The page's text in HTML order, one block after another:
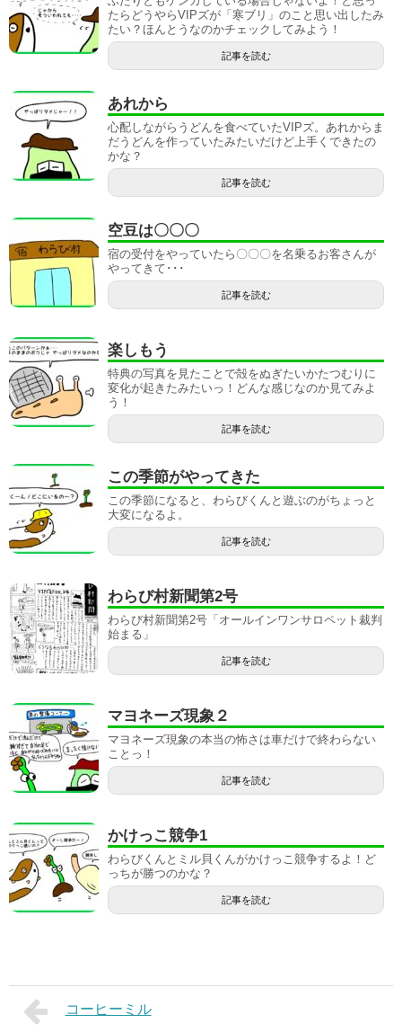
たらどうやらVIPズが「寒ブリ」のこと思い出したみ
たい？ほんとうなのかチェックしてみよう！
記事を読む
あれから
心配しながらうどんを食べていたVIPズ。あれからま
だうどんを作っていたみたいだけど上手くできたの
かな？
記事を読む
空豆は〇〇〇
宿の受付をやっていたら〇〇〇を名乗るお客さんが
やってきて･･･
記事を読む
楽しもう
特典の写真を見たことで殻をぬぎたいかたつむりに
変化が起きたみたいっ！どんな感じなのか見てみよ
う！
記事を読む
この季節がやってきた
この季節になると、わらびくんと遊ぶのがちょっと
大変になるよ。
記事を読む
わらび村新聞第2号
わらび村新聞第2号「オールインワンサロペット裁判
始まる」
記事を読む
マヨネーズ現象２
マヨネーズ現象の本当の怖さは車だけで終わらない
ことっ！
記事を読む
かけっこ競争1
わらびくんとミル貝くんがかけっこ競争するよ！ど
っちが勝つのかな？
記事を読む
コーヒーミル